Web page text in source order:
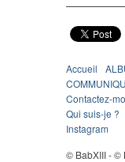
Accueil
Contactez-
Qui suis-je ?
Instagram
© BabXIII - ©